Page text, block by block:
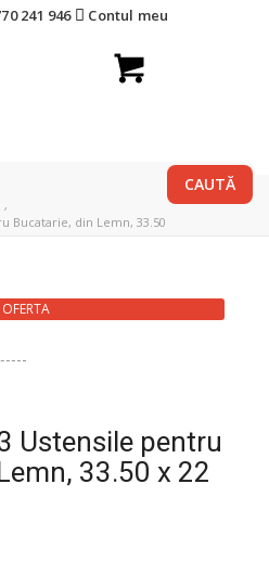
241 946 Contul meu
/
Bucatarie, din Lemn, 33.50
OFERTA
Ustensile pentru
33.50 x 22